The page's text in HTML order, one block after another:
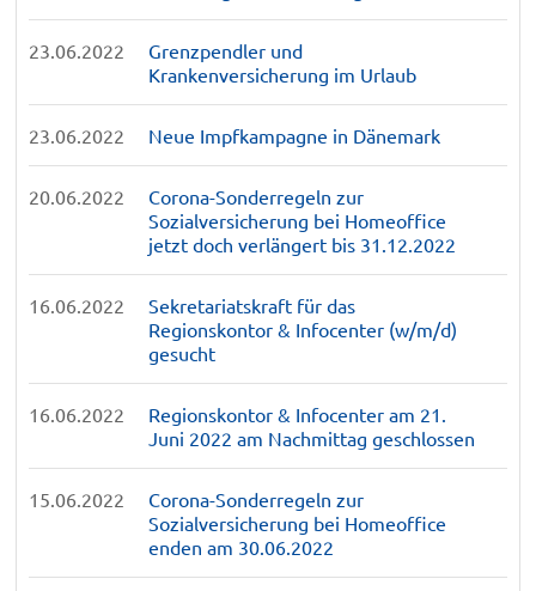
23.06.2022
Grenzpendler und
Krankenversicherung im Urlaub
23.06.2022 Neue Impfkampagne in Dänemark
20.06.2022
Corona-Sonderregeln zur
Sozialversicherung bei Homeoffice
jetzt doch verlängert bis 31.12.2022
16.06.2022
Sekretariatskraft für das
Regionskontor & Infocenter (w/m/d)
gesucht
16.06.2022
Regionskontor & Infocenter am 21.
Juni 2022 am Nachmittag geschlossen
15.06.2022
Corona-Sonderregeln zur
Sozialversicherung bei Homeoffice
enden am 30.06.2022